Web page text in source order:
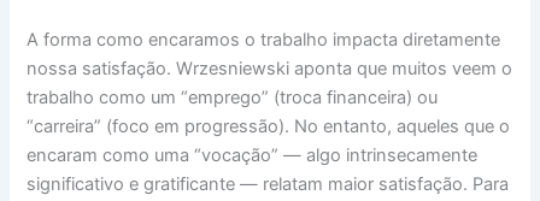
A forma como encaramos o trabalho impacta diretamente
nossa satisfação. Wrzesniewski aponta que muitos veem o
trabalho como um “emprego” (troca financeira) ou
“carreira” (foco em progressão). No entanto, aqueles que o
encaram como uma “vocação” — algo intrinsecamente
significativo e gratificante — relatam maior satisfação. Para